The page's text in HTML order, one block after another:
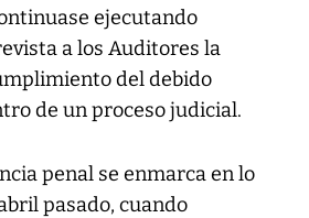
ejecutando
a los Auditores la
del debido
de un proceso judicial.
penal se enmarca en lo
pasado, cuando